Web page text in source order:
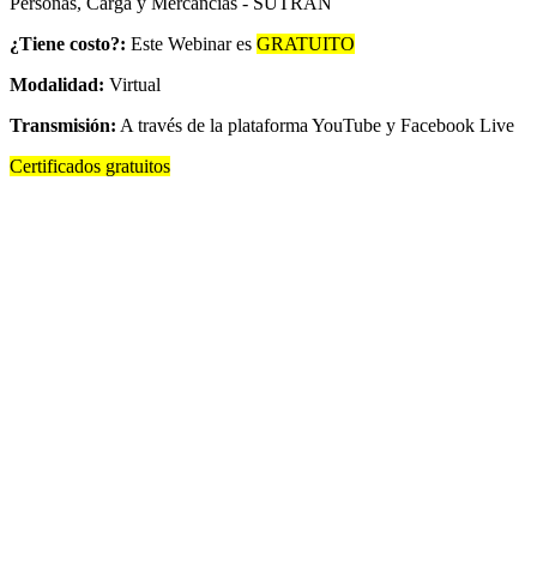
¿Tiene costo?: Este Webinar es GRATUITO
Modalidad: Virtual
Transmisión: A través de la plataforma YouTube y Facebook Live
Certificados gratuitos